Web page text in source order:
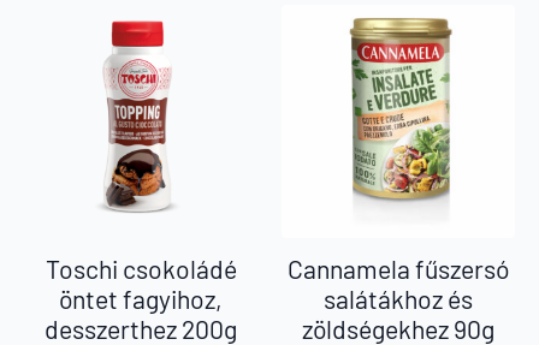
mennyiség
desszerthez
mennyiség
Toschi csokoládé
öntet fagyihoz,
desszerthez 200g
Cannamela fűszersó
salátákhoz és
zöldségekhez 90g